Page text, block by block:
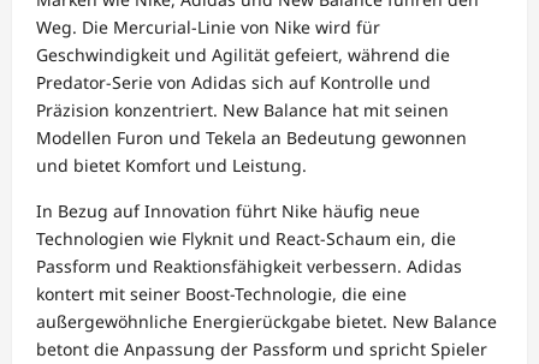
Weg. Die Mercurial-Linie von Nike wird für
Geschwindigkeit und Agilität gefeiert, während die
Predator-Serie von Adidas sich auf Kontrolle und
Präzision konzentriert. New Balance hat mit seinen
Modellen Furon und Tekela an Bedeutung gewonnen
und bietet Komfort und Leistung.
In Bezug auf Innovation führt Nike häufig neue
Technologien wie Flyknit und React-Schaum ein, die
Passform und Reaktionsfähigkeit verbessern. Adidas
kontert mit seiner Boost-Technologie, die eine
außergewöhnliche Energierückgabe bietet. New Balance
betont die Anpassung der Passform und spricht Spieler